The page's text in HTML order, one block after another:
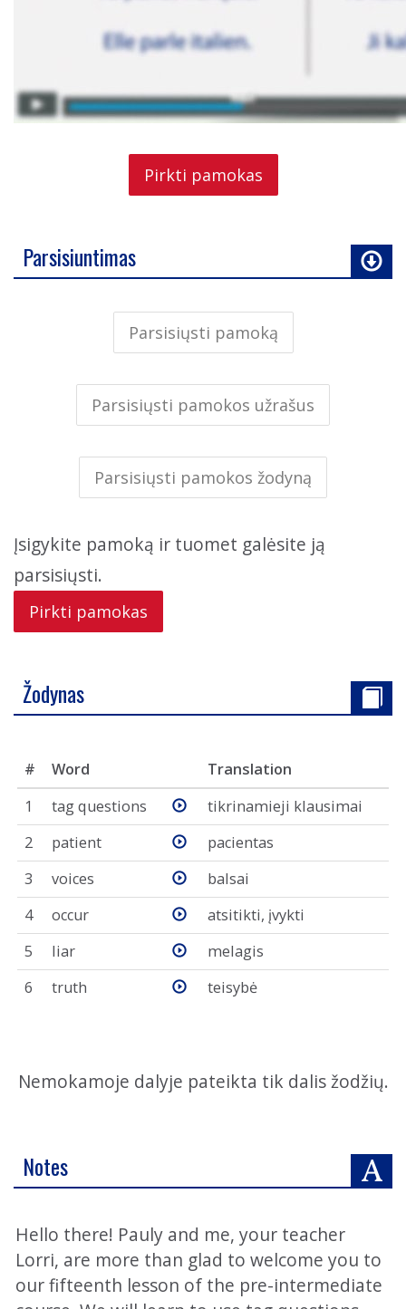
Pirkti pamokas
Parsisiuntimas
Parsisiųsti pamoką
Parsisiųsti pamokos užrašus
Parsisiųsti pamokos žodyną
Įsigykite pamoką ir tuomet galėsite ją
parsisiųsti.
Pirkti pamokas
Žodynas
# Word
Translation
1
tag questions
tikrinamieji klausimai
2
patient
pacientas
3
voices
balsai
4
occur
atsitikti, įvykti
5
liar
melagis
6
truth teisybė
Nemokamoje dalyje pateikta tik dalis žodžių.
Notes
Hello there! Pauly and me, your teacher
Lorri, are more than glad to welcome you to
our fifteenth lesson of the pre-intermediate